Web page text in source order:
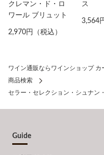
クレマン・ド・ロ
ワール ブリュット
2,970円（税込）
ス
3,564
ワイン通販ならワインショップ カ
商品検索
セラー・セレクション・シュナン
Guide